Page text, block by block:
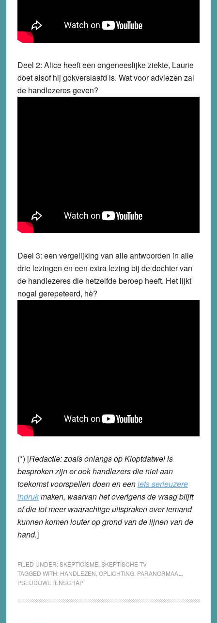
Deel 2: Alice heeft een ongeneeslijke ziekte, Laurie
doet alsof hij gokverslaafd is. Wat voor adviezen zal
de handlezeres geven?
Deel 3: een vergelijking van alle antwoorden in alle
drie lezingen en een extra lezing bij de dochter van
de handlezeres die hetzelfde beroep heeft. Het lijkt
nogal gerepeteerd, hè?
(*) [Redactie: zoals onlangs op Kloptdatwel is
besproken zijn er ook handlezers die niet aan
toekomst voorspellen doen en eeniets serieuzere
indrukmaken, waarvan het overigens de vraag blijft
of die tot meer waarachtige uitspraken over iemand
kunnen komen louter op grond van de lijnen van de
hand.]
FILED UNDER:SKEPTICISME SKEPTISCHE TV
TAGGED WITH: HANDLEZEN OPLICHTING, PARANORMAAL
PSEUDOWETENSCHAP